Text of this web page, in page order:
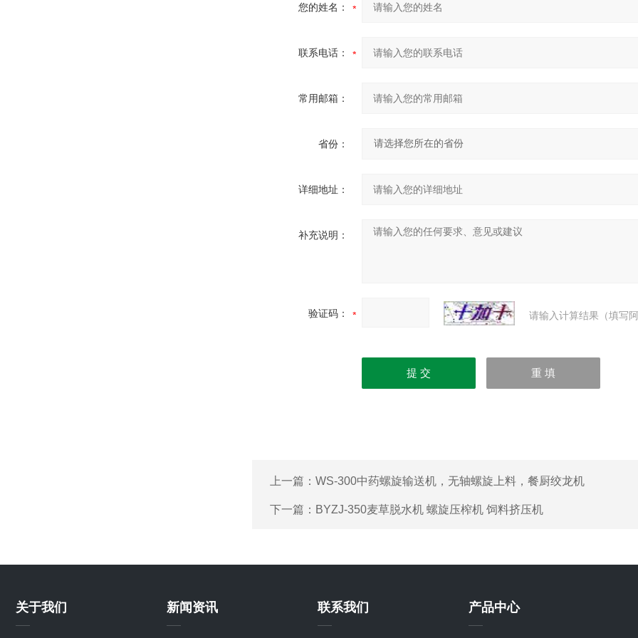
您的姓名：
联系电话：
常用邮箱：
省份：
详细地址：
补充说明：
验证码： 请输入计算结果（填写
上一篇： WS-300中药螺旋输送机，无轴螺旋上料，餐厨绞龙机
下一篇： BYZJ-350麦草脱水机 螺旋压榨机 饲料挤压机
关于我们 新闻资讯 联系我们 产品中心